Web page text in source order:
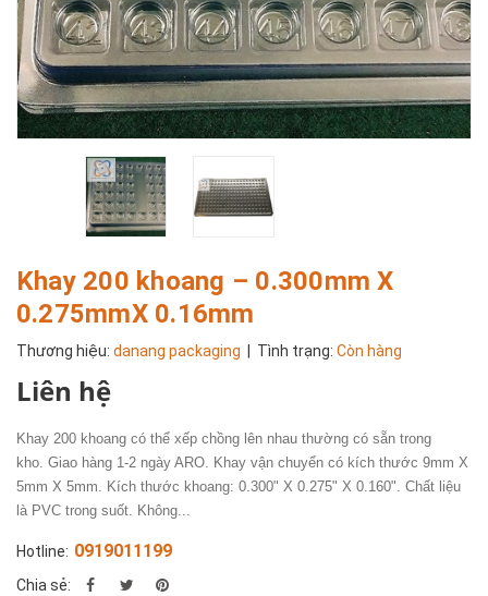
Khay 200 khoang – 0.300mm X
0.275mmX 0.16mm
Thương hiệu: danang packaging | Tình trạng: Còn hàng
Liên hệ
Khay 200 khoang có thể xếp chồng lên nhau thường có sẵn trong
kho. Giao hàng 1-2 ngày ARO. Khay vận chuyển có kích thước 9mm X
5mm X 5mm. Kích thước khoang: 0.300" X 0.275" X 0.160". Chất liệu
là PVC trong suốt. Không...
Hotline: 0919011199
Chia sẻ: